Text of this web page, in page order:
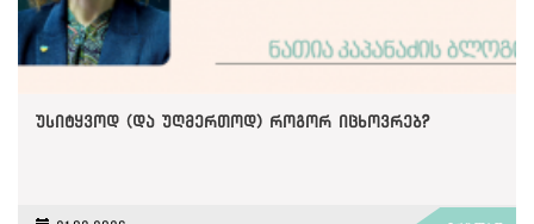
უსიტყვოდ (და უღმერთოდ) როგორ იცხოვრებ?